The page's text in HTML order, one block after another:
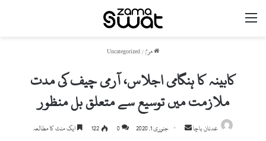
ھوم/
Uncategorized
کابینہ کا ہنگامی اجلاس، آرمی چیف کی مدت
ملازمت میں توسیع سے متعلق بل منظور
عدنان باچا جنوری 1, 2020 0
122 ایک منٹ کا مطالعہ